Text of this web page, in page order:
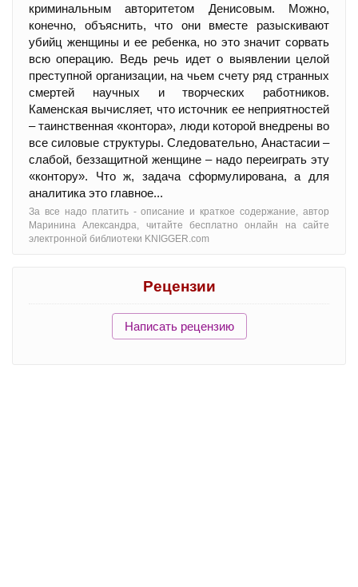
криминальным авторитетом Денисовым. Можно,
конечно, объяснить, что они вместе разыскивают
убийц женщины и ее ребенка, но это значит сорвать
всю операцию. Ведь речь идет о выявлении целой
преступной организации, на чьем счету ряд странных
смертей научных и творческих работников.
Каменская вычисляет, что источник ее неприятностей
– таинственная «контора», люди которой внедрены во
все силовые структуры. Следовательно, Анастасии –
слабой, беззащитной женщине – надо переиграть эту
«контору». Что ж, задача сформулирована, а для
аналитика это главное...
За все надо платить - oписание и краткое содержание, автор
Маринина Александра, читайте бесплатно онлайн на сайте
электронной библиотеки KNIGGER.com
Рецензии
Написать рецензию